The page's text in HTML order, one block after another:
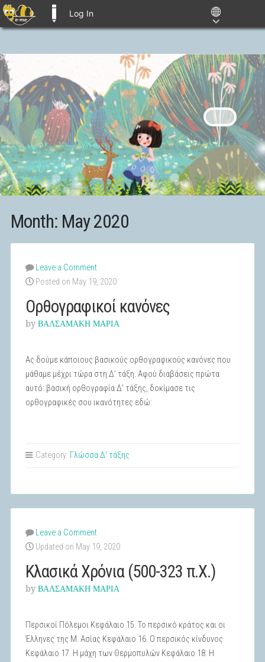
Log In
Month: May 2020
Leave a Comment
Posted on May 19, 2020
Ορθογραφικοί κανόνες
by ΒΑΛΣΑΜΑΚΗ ΜΑΡΙΑ
Ας δούμε κάποιους βασικούς ορθογραφικούς κανόνες που
μάθαμε μέχρι τώρα στη Δ’ τάξη. Αφού διαβάσεις πρώτα
αυτό: βασική ορθογραφία Δ’ τάξης, δοκίμασε τις
ορθογραφικές σου ικανότητες εδώ:
Category: Γλώσσα Δ' τάξης
Leave a Comment
Updated on May 19, 2020
Κλασικά Χρόνια (500-323 π.Χ.)
by ΒΑΛΣΑΜΑΚΗ ΜΑΡΙΑ
Περσικοί Πόλεμοι Κεφάλαιο 15. Το περσικό κράτος και οι
Έλληνες της Μ. Ασίας Κεφάλαιο 16. Ο περσικός κίνδυνος
Κεφάλαιο 17. Η μάχη των Θερμοπυλών Κεφάλαιο 18. Η